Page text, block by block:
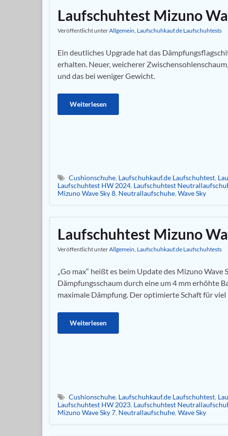
Laufschuhtest Mizuno
Veröffentlicht unterAllgemein Laufschuhkauf.de Laufschuhtests
Ein deutliches Upgrade hat das
erhalten. Neuer, weicherer
und das bei weniger Gewicht.
Weiterlesen
Cushionschuhe, Laufschuhkauf.de Laufschuhtest,
Laufschuhtest HW 2024, Laufschuhtest
Mizuno Wave Sky 8, Neutrallaufschuhe, Wave Sky
Laufschuhtest Mizuno
Veröffentlicht unterAllgemein, Laufschuhkauf.de Laufschuhtests
„Go max“ heißt es beim Update des Mizuno Wave
Dämpfungsschaum durch eine um 4 mm erhöhte
maximale Dämpfung. Der optimierte Schaft für
Weiterlesen
Cushionschuhe, Laufschuhkauf.de Laufschuhtest,
Laufschuhtest HW 2023, Laufschuhtest
Mizuno Wave Sky 7, Neutrallaufschuhe, Wave Sky